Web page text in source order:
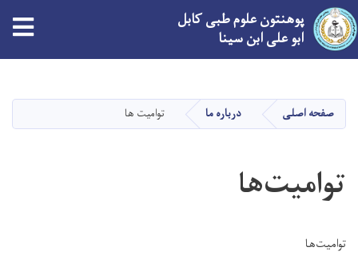
main
content
پوهنتون علوم طبی کابل
ابو علی ابن سینا
صفحه اصلی درباره ما توامیت‌ ها
توامیت‌ها
توامیت‌ها